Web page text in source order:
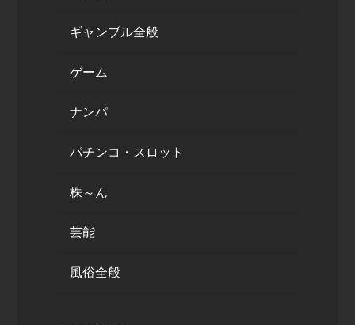
ギャンブル全般
ゲーム
ナンパ
パチンコ・スロット
株～ん
芸能
風俗全般